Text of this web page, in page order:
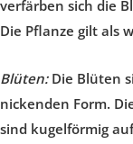
verfärben sich die
Die Pflanze gilt als
Blüten:Die Blüten
nickenden Form.
sind kugelförmig